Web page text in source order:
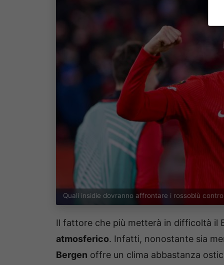
Quali insidie dovranno affrontare i rossoblù
Il fattore che più metterà in difficoltà il
atmosferico. Infatti, nonostante sia
Bergen offre un clima abbastanza